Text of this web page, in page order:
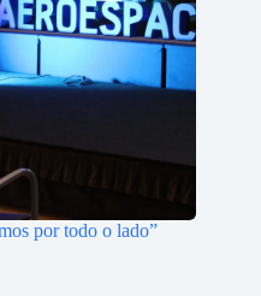
por todo o lado”